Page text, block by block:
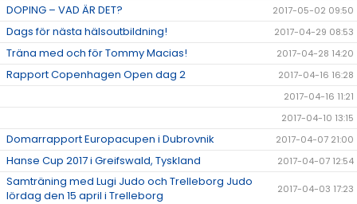
DOPING – VAD ÄR DET? 2017-05-02 09:50
Dags för nästa hälsoutbildning! 2017-04-29 08:53
Träna med och för Tommy Macias! 2017-04-28 14:20
Rapport Copenhagen Open dag 2
2017-04-16 16:28
2017-04-16 11:21
2017-04-10 13:15
Domarrapport Europacupen i Dubrovnik 2017-04-07 21:00
Hanse Cup 2017 i Greifswald, Tyskland 2017-04-07 12:54
Samträning med Lugi Judo och Trelleborg Judo
lördag den 15 april i Trelleborg
2017-04-03 17:23